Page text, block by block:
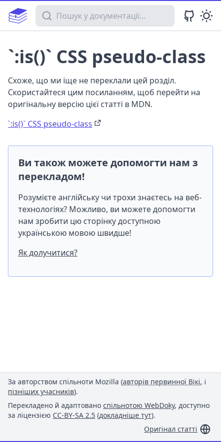
Пошук у документації
`:is()` CSS pseudo-class
Схоже, що ми іще не переклали цей розділ.
Скористайтеся цим посиланням, щоб перейти на
оригінальну версію цієї статті в MDN.
`:is()` CSS pseudo-class
Ви також можете допомогти нам з
перекладом!
Розумієте англійську чи трохи знаєтесь на веб-
технологіях? Можливо, ви можете допомогти
нам зробити цю сторінку доступною
українською мовою швидше!
Як долучитися?
За авторством спільноти Mozilla (авторів первинної Вікі, і
пізніших учасників).
Перекладено й адаптовано спільнотою WebDoky, доступно
за ліцензією CC-BY-SA 2.5 (докладніше тут).
Оригінал статті